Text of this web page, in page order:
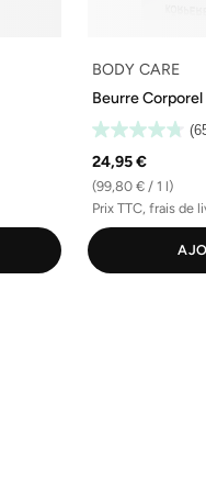
BODY CARE
Beurre Corporel
24,95 €
(99,80 € / 1 l)
Prix TTC, frais de